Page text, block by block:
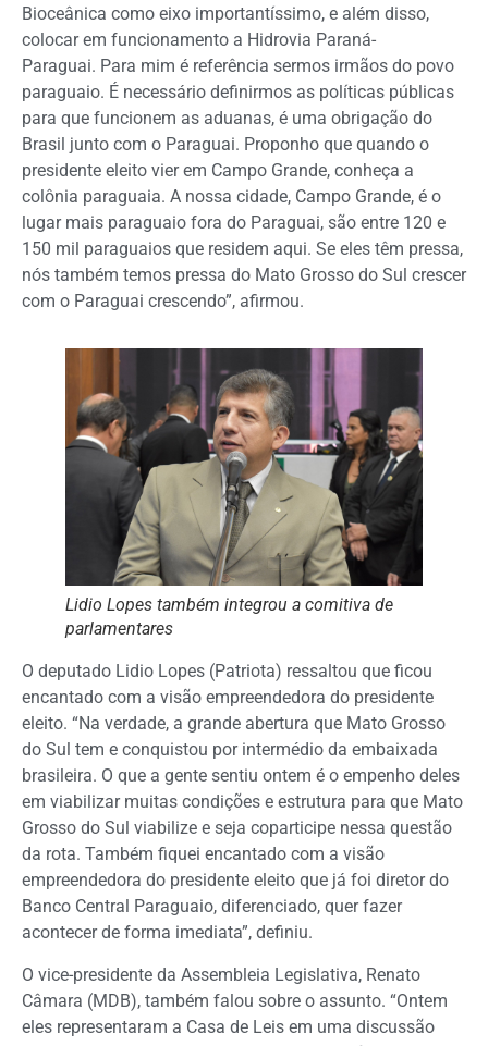
Bioceânica como eixo importantíssimo, e além disso,
colocar em funcionamento a Hidrovia Paraná-
Paraguai. Para mim é referência sermos irmãos do povo
paraguaio. É necessário definirmos as políticas públicas
para que funcionem as aduanas, é uma obrigação do
Brasil junto com o Paraguai. Proponho que quando o
presidente eleito vier em Campo Grande, conheça a
colônia paraguaia. A nossa cidade, Campo Grande, é o
lugar mais paraguaio fora do Paraguai, são entre 120 e
150 mil paraguaios que residem aqui. Se eles têm pressa,
nós também temos pressa do Mato Grosso do Sul crescer
com o Paraguai crescendo”, afirmou.
Lidio Lopes também integrou a comitiva de
parlamentares
O deputado Lidio Lopes (Patriota) ressaltou que ficou
encantado com a visão empreendedora do presidente
eleito. “Na verdade, a grande abertura que Mato Grosso
do Sul tem e conquistou por intermédio da embaixada
brasileira. O que a gente sentiu ontem é o empenho deles
em viabilizar muitas condições e estrutura para que Mato
Grosso do Sul viabilize e seja coparticipe nessa questão
da rota. Também fiquei encantado com a visão
empreendedora do presidente eleito que já foi diretor do
Banco Central Paraguaio, diferenciado, quer fazer
acontecer de forma imediata”, definiu.
O vice-presidente da Assembleia Legislativa, Renato
Câmara (MDB), também falou sobre o assunto. “Ontem
eles representaram a Casa de Leis em uma discussão